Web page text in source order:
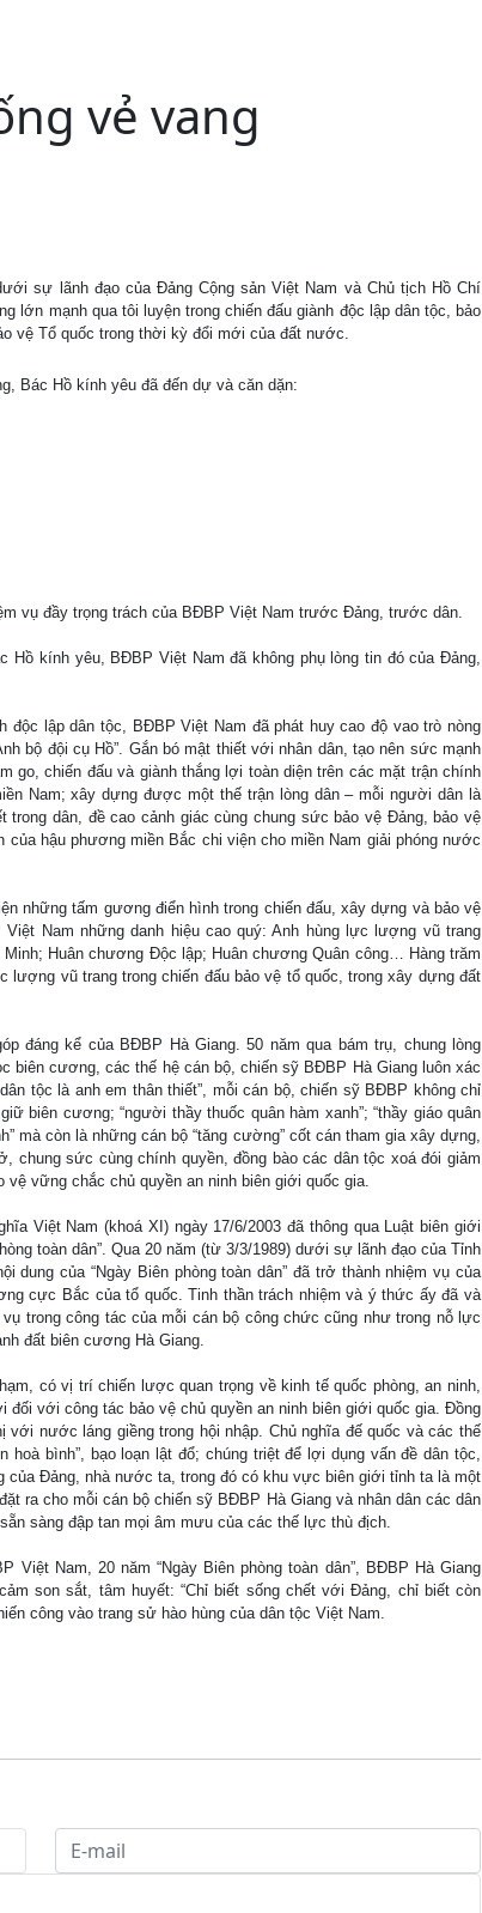
vẻ vang
sự lãnh đạo của Đảng Cộng sản Việt Nam và Chủ tịch Hồ Chí
lớn mạnh qua tôi luyện trong chiến đấu giành độc lập dân tộc, bảo
vệ Tổ quốc trong thời kỳ đổi mới của đất nước.
Bác Hồ kính yêu đã đến dự và căn dặn:
vụ đầy trọng trách của BĐBP Việt Nam trước Đảng, trước dân.
kính yêu, BĐBP Việt Nam đã không phụ lòng tin đó của Đảng,
độc lập dân tộc, BĐBP Việt Nam đã phát huy cao độ vao trò nòng
bộ đội cụ Hồ”. Gắn bó mật thiết với nhân dân, tạo nên sức mạnh
go, chiến đấu và giành thắng lợi toàn diện trên các mặt trận chính
Nam; xây dựng được một thế trận lòng dân – mỗi người dân là
trong dân, đề cao cảnh giác cùng chung sức bảo vệ Đảng, bảo vệ
hậu phương miền Bắc chi viện cho miền Nam giải phóng nước
những tấm gương điển hình trong chiến đấu, xây dựng và bảo vệ
Nam những danh hiệu cao quý: Anh hùng lực lượng vũ trang
Huân chương Độc lập; Huân chương Quân công… Hàng trăm
vũ trang trong chiến đấu bảo vệ tổ quốc, trong xây dựng đất
đáng kể của BĐBP Hà Giang. 50 năm qua bám trụ, chung lòng
biên cương, các thế hệ cán bộ, chiến sỹ BĐBP Hà Giang luôn xác
tộc là anh em thân thiết”, mỗi cán bộ, chiến sỹ BĐBP không chỉ
biên cương; “người thầy thuốc quân hàm xanh”; “thầy giáo quân
mà còn là những cán bộ “tăng cường” cốt cán tham gia xây dựng,
sức cùng chính quyền, đồng bào các dân tộc xoá đói giảm
vệ vững chắc chủ quyền an ninh biên giới quốc gia.
Việt Nam (khoá XI) ngày 17/6/2003 đã thông qua Luật biên giới
toàn dân”. Qua 20 năm (từ 3/3/1989) dưới sự lãnh đạo của Tỉnh
của “Ngày Biên phòng toàn dân” đã trở thành nhiệm vụ của
cực Bắc của tổ quốc. Tinh thần trách nhiệm và ý thức ấy đã và
trong công tác của mỗi cán bộ công chức cũng như trong nỗ lực
đất biên cương Hà Giang.
có vị trí chiến lược quan trọng về kinh tế quốc phòng, an ninh,
với công tác bảo vệ chủ quyền an ninh biên giới quốc gia. Đồng
nước láng giềng trong hội nhập. Chủ nghĩa đế quốc và các thế
bình”, bạo loạn lật đổ; chúng triệt để lợi dụng vấn đề dân tộc,
của Đảng, nhà nước ta, trong đó có khu vực biên giới tỉnh ta là một
ra cho mỗi cán bộ chiến sỹ BĐBP Hà Giang và nhân dân các dân
sàng đập tan mọi âm mưu của các thế lực thù địch.
Việt Nam, 20 năm “Ngày Biên phòng toàn dân”, BĐBP Hà Giang
son sắt, tâm huyết: “Chỉ biết sống chết với Đảng, chỉ biết còn
công vào trang sử hào hùng của dân tộc Việt Nam.